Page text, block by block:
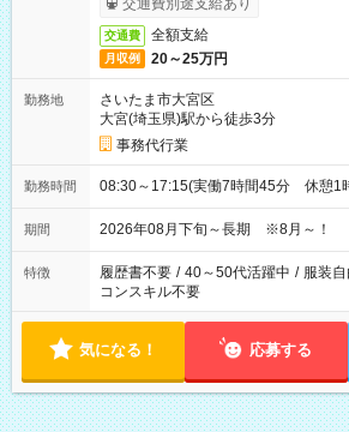
交通費別途支給あり
交通費 全額支給
月収例 20～25万円
勤務地
さいたま市大宮区
大宮(埼玉県)駅から徒歩3分
事務代行業
勤務時間 08:30～17:15(実働7時間45分 休憩1
期間 2026年08月下旬～長期 ※8月～！
特徴 履歴書不要 / 40～50代活躍中 / 服装自
コンスキル不要
気になる！ 応募する